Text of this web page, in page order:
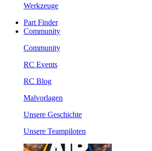
Werkzeuge
Part Finder
Community
Community
RC Events
RC Blog
Malvorlagen
Unsere Geschichte
Unsere Teampiloten